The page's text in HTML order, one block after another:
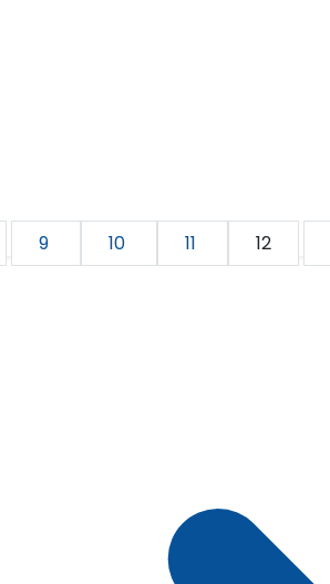
9 10 11 12